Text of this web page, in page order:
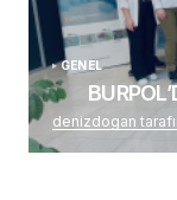
GENEL
denizdogan